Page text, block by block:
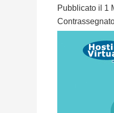
Pubblicato il 1